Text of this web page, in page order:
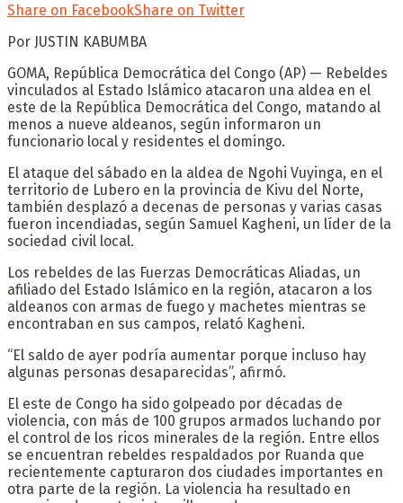
Share on FacebookShare on Twitter
Por JUSTIN KABUMBA
GOMA, República Democrática del Congo (AP) — Rebeldes
vinculados al Estado Islámico atacaron una aldea en el
este de la República Democrática del Congo, matando al
menos a nueve aldeanos, según informaron un
funcionario local y residentes el domingo.
El ataque del sábado en la aldea de Ngohi Vuyinga, en el
territorio de Lubero en la provincia de Kivu del Norte,
también desplazó a decenas de personas y varias casas
fueron incendiadas, según Samuel Kagheni, un líder de la
sociedad civil local.
Los rebeldes de las Fuerzas Democráticas Aliadas, un
afiliado del Estado Islámico en la región, atacaron a los
aldeanos con armas de fuego y machetes mientras se
encontraban en sus campos, relató Kagheni.
“El saldo de ayer podría aumentar porque incluso hay
algunas personas desaparecidas”, afirmó.
El este de Congo ha sido golpeado por décadas de
violencia, con más de 100 grupos armados luchando por
el control de los ricos minerales de la región. Entre ellos
se encuentran rebeldes respaldados por Ruanda que
recientemente capturaron dos ciudades importantes en
otra parte de la región. La violencia ha resultado en